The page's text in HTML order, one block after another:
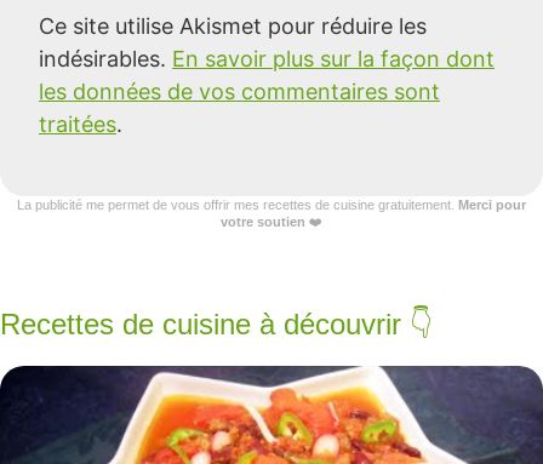
Ce site utilise Akismet pour réduire les
indésirables. En savoir plus sur la façon dont
les données de vos commentaires sont
traitées.
La publicité me permet de vous offrir mes recettes de cuisine gratuitement. Merci pour
votre soutien ❤️
Recettes de cuisine à découvrir 👇